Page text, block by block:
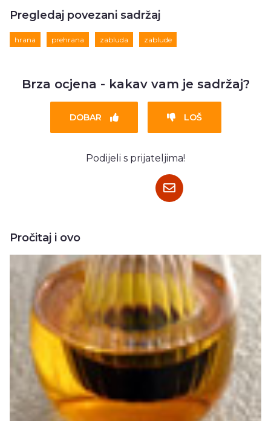
Pregledaj povezani sadržaj
hrana prehrana zabluda zablude
Brza ocjena - kakav vam je sadržaj?
DOBAR LOŠ
Podijeli s prijateljima!
Pročitaj i ovo